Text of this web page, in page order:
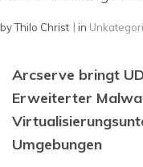
byThilo Christ in
Arcserve bringt
Erweiterter
Umgebungen